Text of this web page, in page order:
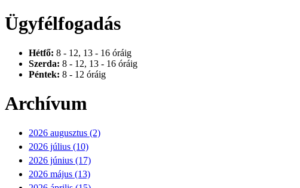
Ügyfélfogadás
Hétfő: 8 - 12, 13 - 16 óráig
Szerda: 8 - 12, 13 - 16 óráig
Péntek: 8 - 12 óráig
Archívum
2026 augusztus (2)
2026 július (10)
2026 június (17)
2026 május (13)